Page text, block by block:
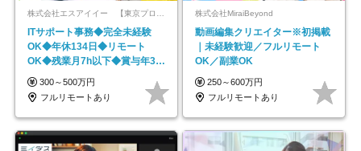
株式会社エスアイイー 【東京プロマーケット上場】
ITサポート事務◆完全未経験
OK◆年休134日◆リモート
OK◆残業月7h以下◆賞与年3回
◆5年目まで必ず昇給
300～500万円
フルリモートあり
株式会社MiraiBeyond
動画編集クリエイター※初掲載
｜未経験歓迎／フルリモート
OK／副業OK
250～600万円
フルリモートあり